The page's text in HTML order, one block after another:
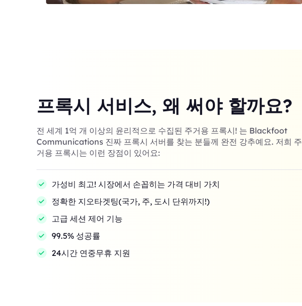
프록시 서비스, 왜 써야 할까요?
전 세계 1억 개 이상의 윤리적으로 수집된 주거용 프록시! 는 Blackfoot
Communications 진짜 프록시 서버를 찾는 분들께 완전 강추예요. 저희 주
거용 프록시는 이런 장점이 있어요:
가성비 최고! 시장에서 손꼽히는 가격 대비 가치
정확한 지오타겟팅(국가, 주, 도시 단위까지!)
고급 세션 제어 기능
99.5% 성공률
24시간 연중무휴 지원